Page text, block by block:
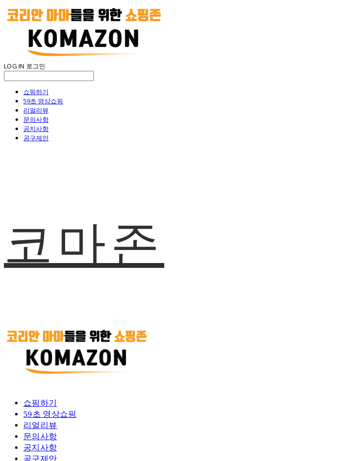
LOG IN 로그인
쇼핑하기
59초 영상쇼핑
리얼리뷰
문의사항
공지사항
공구제안
코마존
쇼핑하기
59초 영상쇼핑
리얼리뷰
문의사항
공지사항
공구제안